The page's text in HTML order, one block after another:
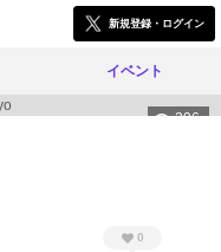
新規登録・ログイン
イベント
296
0